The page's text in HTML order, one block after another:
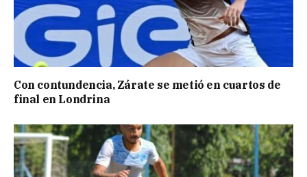
Con contundencia, Zárate se metió en cuartos de
final en Londrina